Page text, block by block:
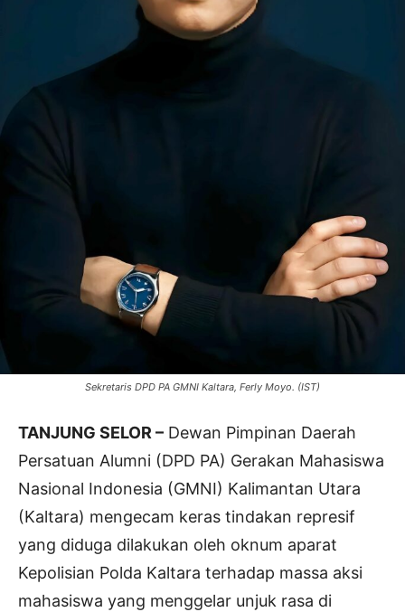
Sekretaris DPD PA GMNI Kaltara, Ferly Moyo. (IST)
TANJUNG SELOR – Dewan Pimpinan Daerah
Persatuan Alumni (DPD PA) Gerakan Mahasiswa
Nasional Indonesia (GMNI) Kalimantan Utara
(Kaltara) mengecam keras tindakan represif
yang diduga dilakukan oleh oknum aparat
Kepolisian Polda Kaltara terhadap massa aksi
mahasiswa yang menggelar unjuk rasa di